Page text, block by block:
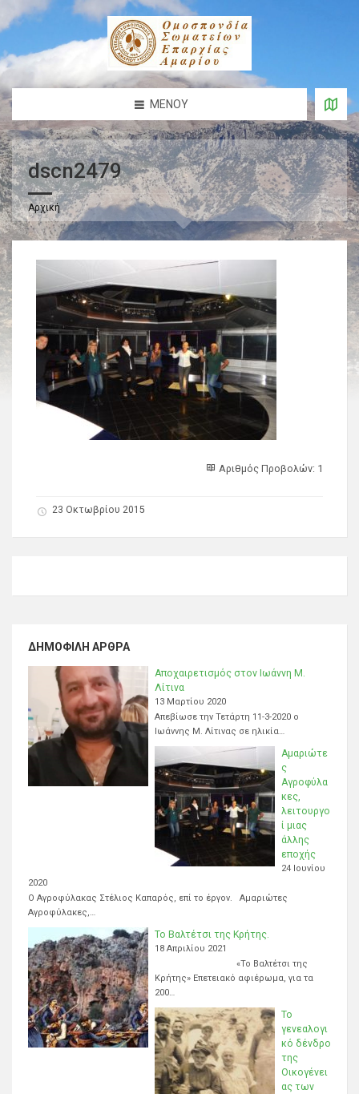
ΜΕΝΟΎ
dscn2479
Αρχική
Αριθμός Προβολών: 1
23 Οκτωβρίου 2015
ΔΗΜΟΦΙΛΉ ΆΡΘΡΑ
Αποχαιρετισμός στον Ιωάννη Μ.
Λίτινα
13 Μαρτίου 2020
Απεβίωσε την Τετάρτη 11-3-2020 ο
Ιωάννης Μ. Λίτινας σε ηλικία…
Αμαριώτε
ς
Αγροφύλα
κες,
λειτουργο
ί μιας
άλλης
εποχής
24 Ιουνίου
2020
Ο Αγροφύλακας Στέλιος Καπαρός, επί το έργον. Αμαριώτες
Αγροφύλακες,…
Το Βαλτέτσι της Κρήτης.
18 Απριλίου 2021
«Το Βαλτέτσι της
Κρήτης» Επετειακό αφιέρωμα, για τα
200…
Το
γενεαλογι
κό δένδρο
της
Οικογένει
ας των